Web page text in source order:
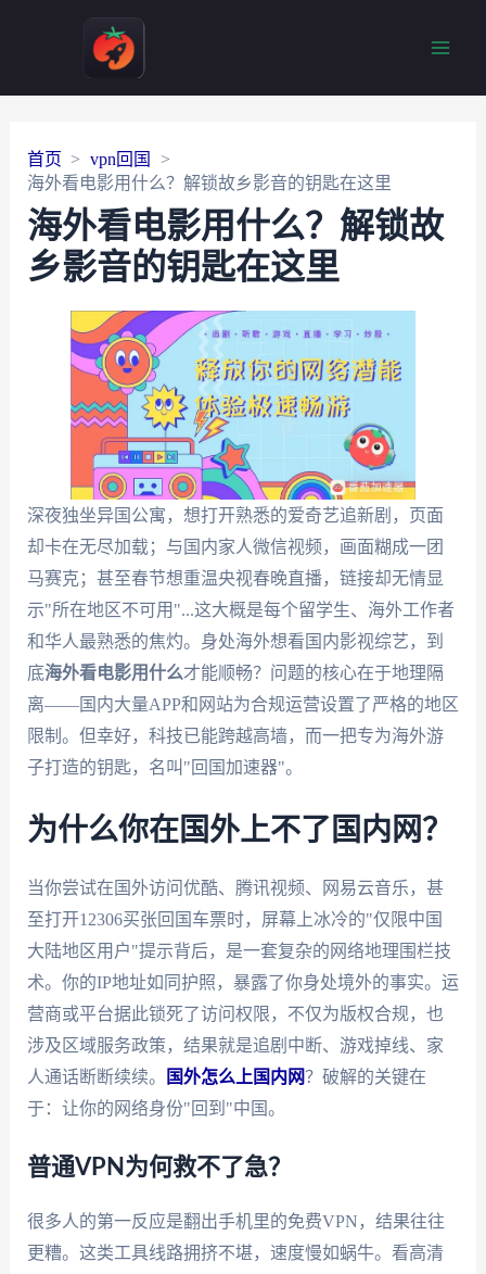
首页
vpn回国
海外看电影用什么？解锁故乡影音的钥匙在这里
海外看电影用什么？解锁故
乡影音的钥匙在这里
深夜独坐异国公寓，想打开熟悉的爱奇艺追新剧，页面
却卡在无尽加载；与国内家人微信视频，画面糊成一团
马赛克；甚至春节想重温央视春晚直播，链接却无情显
示"所在地区不可用"...这大概是每个留学生、海外工作者
和华人最熟悉的焦灼。身处海外想看国内影视综艺，到
底海外看电影用什么才能顺畅？问题的核心在于地理隔
离——国内大量APP和网站为合规运营设置了严格的地区
限制。但幸好，科技已能跨越高墙，而一把专为海外游
子打造的钥匙，名叫"回国加速器"。
为什么你在国外上不了国内网？
当你尝试在国外访问优酷、腾讯视频、网易云音乐，甚
至打开12306买张回国车票时，屏幕上冰冷的"仅限中国
大陆地区用户"提示背后，是一套复杂的网络地理围栏技
术。你的IP地址如同护照，暴露了你身处境外的事实。运
营商或平台据此锁死了访问权限，不仅为版权合规，也
涉及区域服务政策，结果就是追剧中断、游戏掉线、家
人通话断断续续。
国外怎么上国内网？破解的关键在
于：让你的网络身份"回到"中国。
普通VPN为何救不了急？
很多人的第一反应是翻出手机里的免费VPN，结果往往
更糟。这类工具线路拥挤不堪，速度慢如蜗牛。看高清